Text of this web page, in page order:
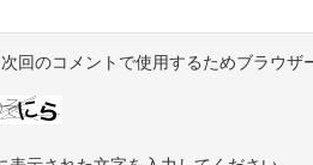
次回のコメントで使用するためブラウザ